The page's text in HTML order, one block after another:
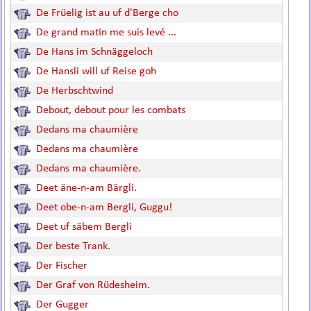
De Früelig ist au uf d'Berge cho
De grand matin me suis levé ...
De Hans im Schnäggeloch
De Hansli will uf Reise goh
De Herbschtwind
Debout, debout pour les combats
Dedans ma chaumière
Dedans ma chaumière
Dedans ma chaumière.
Deet äne-n-am Bärgli.
Deet obe-n-am Bergli, Guggu!
Deet uf säbem Bergli
Der beste Trank.
Der Fischer
Der Graf von Rüdesheim.
Der Gugger